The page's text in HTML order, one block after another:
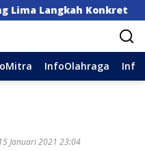
Langkah Konkret
InfoOlahraga
15 Januari 2021 23:04